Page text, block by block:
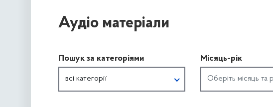
Аудіо матеріали
Пошук за категоріями
всі категорії
Місяць-рік